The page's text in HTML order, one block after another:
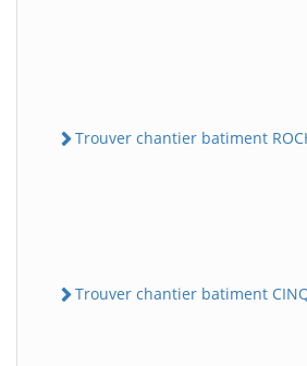
Trouver chantier batiment
Trouver chantier batiment